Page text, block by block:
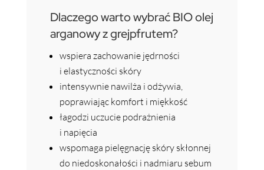
Dlaczego warto wybrać BIO olej
arganowy z grejpfrutem?
wspiera zachowanie jędrności
i elastyczności skóry
intensywnie nawilża i odżywia,
poprawiając komfort i miękkość
łagodzi uczucie podrażnienia
i napięcia
wspomaga pielęgnację skóry skłonnej
do niedoskonałości i nadmiaru sebum